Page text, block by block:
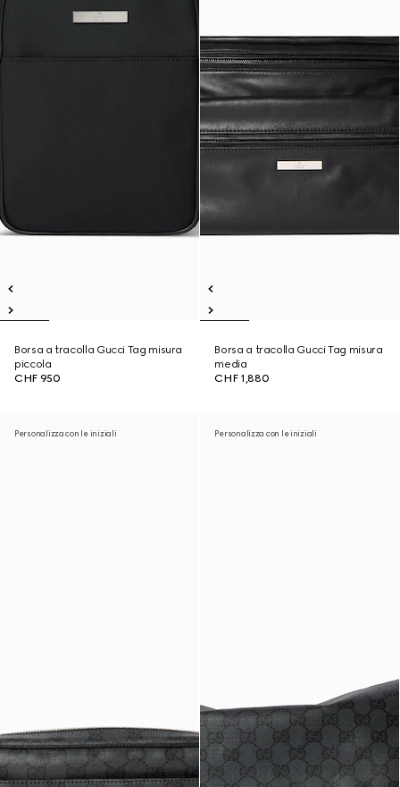
Borsa a tracolla Gucci Tag misura
piccola
CHF 950
Borsa a tracolla Gucci Tag misura
media
CHF 1,880
Personalizza con le iniziali Personalizza con le iniziali